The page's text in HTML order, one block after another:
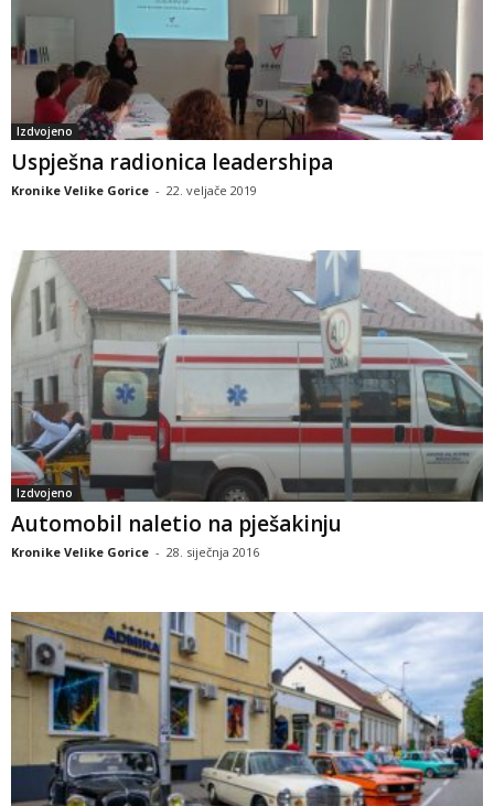
Izdvojeno
Uspješna radionica leadershipa
Kronike Velike Gorice - 22. veljače 2019
Izdvojeno
Automobil naletio na pješakinju
Kronike Velike Gorice - 28. siječnja 2016